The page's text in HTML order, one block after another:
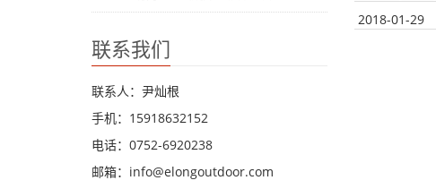
2018-01-29
联系我们
联系人：尹灿根
手机：15918632152
电话：0752-6920238
邮箱： info@elongoutdoor.com